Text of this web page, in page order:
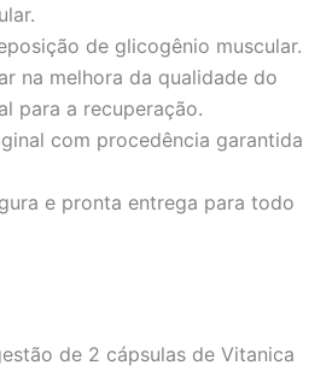
de glicogênio muscular.
na melhora da qualidade do
para a recuperação.
com procedência garantida
e pronta entrega para todo
de 2 cápsulas de Vitanica